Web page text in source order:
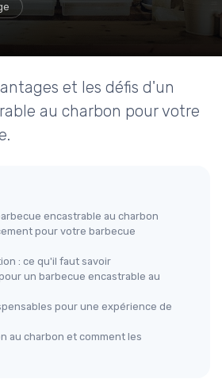
et les défis d'un
au charbon pour votre
encastrable au charbon
pour votre barbecue
: ce qu'il faut savoir
un barbecue encastrable au
pour une expérience de
au charbon et comment les